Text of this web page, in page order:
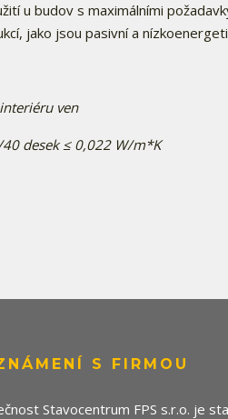
u budov s maximálními
jako jsou pasivní a
ven
desek ≤ 0,022 W/m*K
S FIRMOU
Stavocentrum FPS s.r.o. je